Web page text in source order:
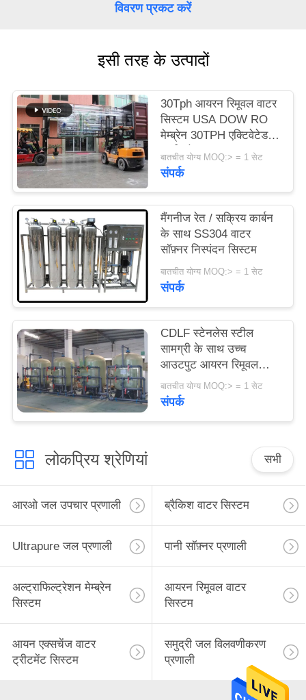
COMPANY
साइटमैप
PRIVACY
POLICY
विवरण प्रकट करें
इसी तरह के उत्पादों
30Tph आयरन रिमूवल वाटर
सिस्टम USA DOW RO
मेम्ब्रेन 30TPH एक्टिवेटेड
कार्बन के साथ
बातचीत योग्य MOQ:> = 1 सेट
संपर्क
मैंगनीज रेत / सक्रिय कार्बन
के साथ SS304 वाटर
सॉफ़्नर निस्पंदन सिस्टम
बातचीत योग्य MOQ:> = 1 सेट
संपर्क
CDLF स्टेनलेस स्टील
सामग्री के साथ उच्च
आउटपुट आयरन रिमूवल
वाटर सिस्टम
बातचीत योग्य MOQ:> = 1 सेट
संपर्क
लोकप्रिय श्रेणियां सभी
आरओ जल उपचार प्रणाली ब्रैकिश वाटर सिस्टम
Ultrapure जल प्रणाली पानी सॉफ़्नर प्रणाली
अल्ट्राफिल्ट्रेशन मेम्ब्रेन
सिस्टम
आयरन रिमूवल वाटर
सिस्टम
आयन एक्सचेंज वाटर
ट्रीटमेंट सिस्टम
समुद्री जल विलवणीकरण
प्रणाली